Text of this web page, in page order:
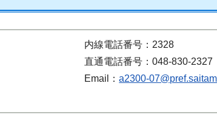
内線電話番号：2328
直通電話番号：048-830-2327
Email：a2300-